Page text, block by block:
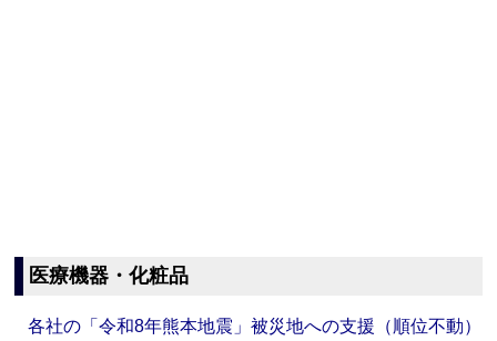
医療機器・化粧品
各社の「令和8年熊本地震」被災地への支援（順位不動）